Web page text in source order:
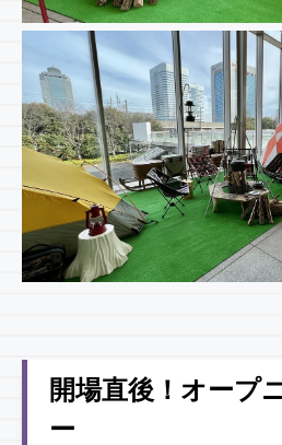
開場直後！オープ
ー